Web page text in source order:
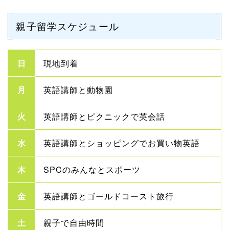
親子留学スケジュール
日 現地到着
月 英語講師と動物園
火 英語講師とピクニックで英会話
水 英語講師とショッピングでお買い物英語
木 SPCのみんなとスポーツ
金 英語講師とゴールドコースト旅行
土 親子で自由時間